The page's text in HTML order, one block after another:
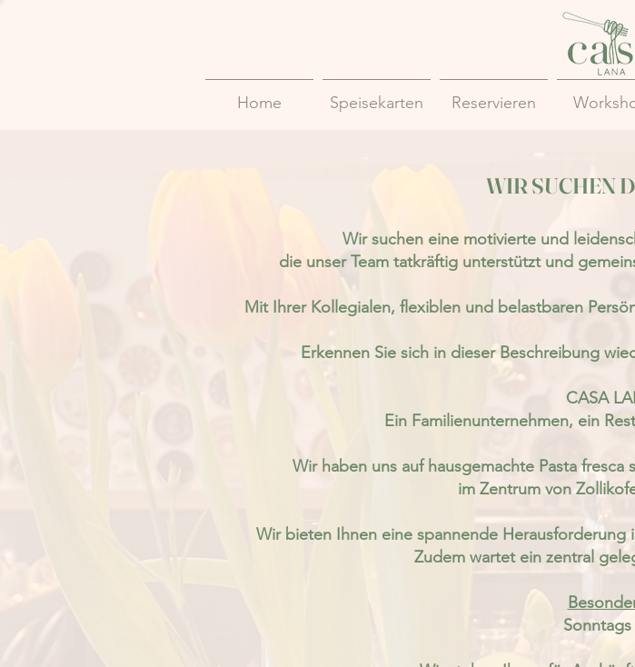
Reservieren
Speisekarten
Home
WIR SUCHEN
Wir suchen eine motivierte und
die unser Team tatkräftig unterstützt und
Mit Ihrer Kollegialen, flexiblen und belastbaren
Erkennen Sie sich in dieser Beschreibung
CASA
​Ein Familienunternehmen, ein
​Wir haben uns auf hausgemachte Pasta
im Zentrum von
Wir bieten Ihnen eine spannende Herausforderung
Zudem wartet ein zentral